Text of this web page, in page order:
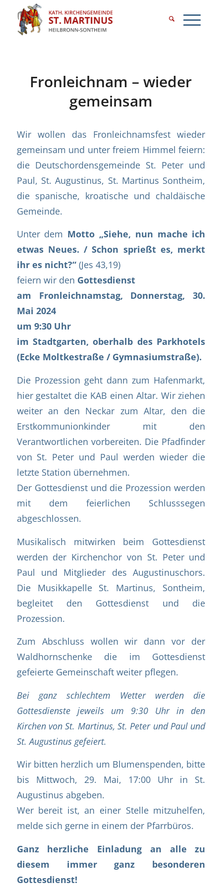
Fronleichnam – wieder
gemeinsam
Wir wollen das Fronleichnamsfest wieder
gemeinsam und unter freiem Himmel feiern:
die Deutschordensgemeinde St. Peter und
Paul, St. Augustinus, St. Martinus Sontheim,
die spanische, kroatische und chaldäische
Gemeinde.
Unter dem Motto „Siehe, nun mache ich
etwas Neues. / Schon sprießt es, merkt
ihr es nicht?“(Jes 43,19)
feiern wir den Gottesdienst
am Fronleichnamstag, Donnerstag, 30.
Mai 2024
um 9:30 Uhr
im Stadtgarten, oberhalb des Parkhotels
(Ecke Moltkestraße / Gymnasiumstraße).
Die Prozession geht dann zum Hafenmarkt,
hier gestaltet die KAB einen Altar. Wir ziehen
weiter an den Neckar zum Altar, den die
Erstkommunionkinder mit den
Verantwortlichen vorbereiten. Die Pfadfinder
von St. Peter und Paul werden wieder die
letzte Station übernehmen.
Der Gottesdienst und die Prozession werden
mit dem feierlichen Schlusssegen
abgeschlossen.
Musikalisch mitwirken beim Gottesdienst
werden der Kirchenchor von St. Peter und
Paul und Mitglieder des Augustinuschors.
Die Musikkapelle St. Martinus, Sontheim,
begleitet den Gottesdienst und die
Prozession.
Zum Abschluss wollen wir dann vor der
Waldhornschenke die im Gottesdienst
gefeierte Gemeinschaft weiter pflegen.
Bei ganz schlechtem Wetter werden die
Gottesdienste jeweils um 9:30 Uhr in den
Kirchen von St. Martinus, St. Peter und Paul und
St. Augustinus gefeiert.
Wir bitten herzlich um Blumenspenden, bitte
bis Mittwoch, 29. Mai, 17:00 Uhr in St.
Augustinus abgeben.
Wer bereit ist, an einer Stelle mitzuhelfen,
melde sich gerne in einem der Pfarrbüros.
Ganz herzliche Einladung an alle zu
diesem immer ganz besonderen
Gottesdienst!